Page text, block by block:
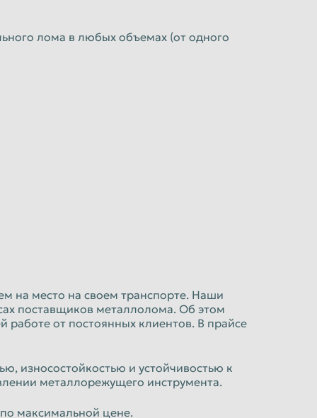
лома в любых объемах (от одного
на место на своем транспорте. Наши
поставщиков металлолома. Об этом
от постоянных клиентов. В прайсе
износостойкостью и устойчивостью к
металлорежущего инструмента.
максимальной цене.